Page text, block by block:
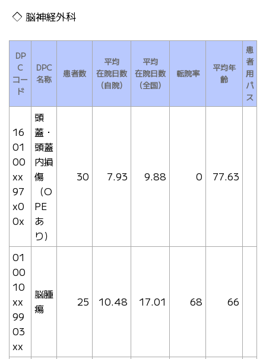
脳神経外科
DP
C
コー
ド
DPC
名称
患者数
平均
在院日数
（自院）
平均
在院日数
（全国）
転院率
平均年
齢
患
者
用
パ
ス
16
01
00
xx
97
x0
0x
頭
蓋・
頭蓋
内損
傷
（O
PE
あ
り）
30 7.93 9.88 0 77.63
01
00
10
xx
99
03
xx
脳腫
瘍
25 10.48 17.01 68 66